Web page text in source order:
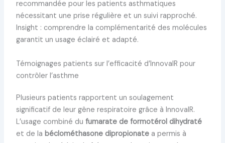
recommandée pour les patients asthmatiques
nécessitant une prise régulière et un suivi rapproché.
Insight : comprendre la complémentarité des molécules
garantit un usage éclairé et adapté.
Témoignages patients sur l’efficacité d’InnovaIR pour
contrôler l’asthme
Plusieurs patients rapportent un soulagement
significatif de leur gêne respiratoire grâce à InnovaIR.
L’usage combiné du fumarate de formotérol dihydraté
et de la béclométhasone dipropionatea permis à